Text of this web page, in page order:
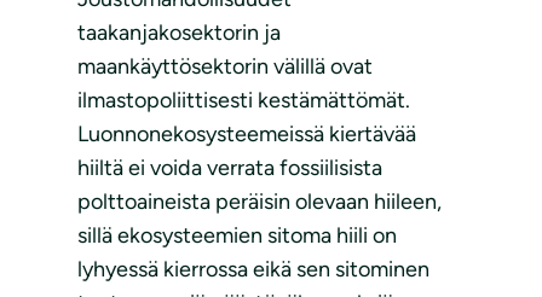
taakanjakosektorin ja
maankäyttösektorin välillä ovat
ilmastopoliittisesti kestämättömät.
Luonnonekosysteemeissä kiertävää
hiiltä ei voida verrata fossiilisista
polttoaineista peräisin olevaan hiileen,
sillä ekosysteemien sitoma hiili on
lyhyessä kierrossa eikä sen sitominen